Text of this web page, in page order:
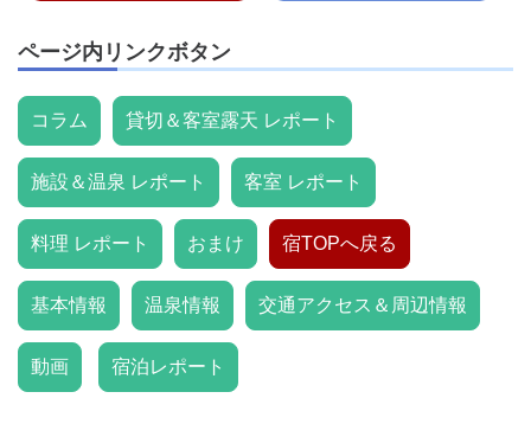
ページ内リンクボタン
コラム 貸切＆客室露天 レポート
施設＆温泉 レポート 客室 レポート
料理 レポート おまけ 宿TOPへ戻る
基本情報 温泉情報 交通アクセス＆周辺情報
動画 宿泊レポート